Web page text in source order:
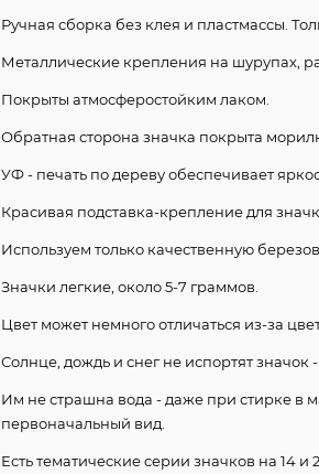
Ручная сборка без клея и пластмассы.
Металлические крепления на шурупах,
Покрыты атмосферостойким лаком.
Обратная сторона значка покрыта
УФ - печать по дереву обеспечивает
Красивая подставка-крепление для
Используем только качественную
Значки легкие, около 5-7 граммов.
Цвет может немного отличаться из-за
Солнце, дождь и снег не испортят значок
Им не страшна вода - даже при стирке в
первоначальный вид.
Есть тематические серии значков на 14